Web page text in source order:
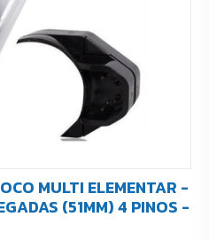
MULTI ELEMENTAR -
(51MM) 4 PINOS -